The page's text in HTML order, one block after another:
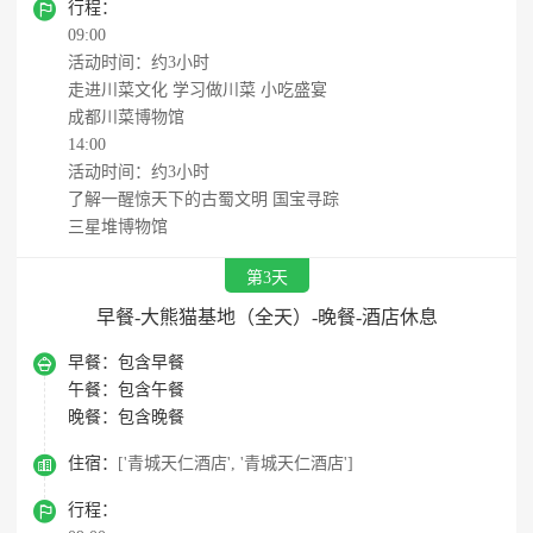

行程：
09:00
活动时间：约3小时
走进川菜文化 学习做川菜 小吃盛宴
成都川菜博物馆
14:00
活动时间：约3小时
了解一醒惊天下的古蜀文明 国宝寻踪
三星堆博物馆
第3天
早餐-大熊猫基地（全天）-晚餐-酒店休息
 早餐： 包含早餐
午餐： 包含午餐
晚餐： 包含晚餐
 住宿： ['青城天仁酒店', '青城天仁酒店']

行程：